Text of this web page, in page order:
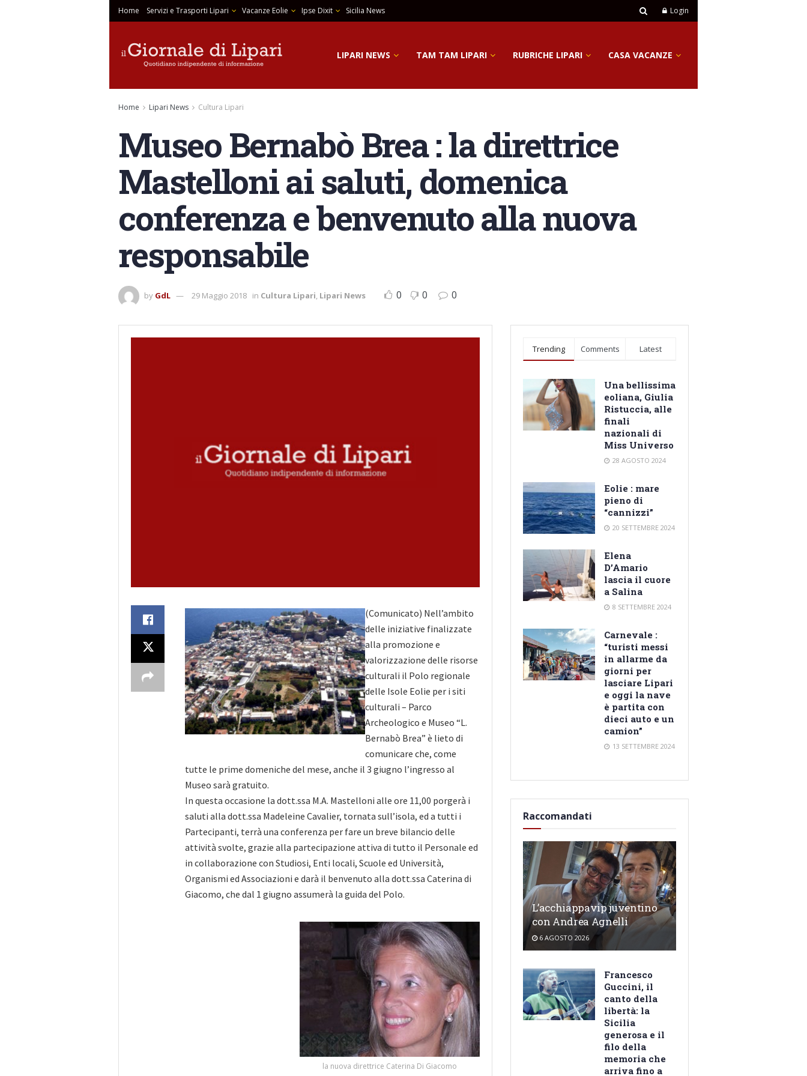
Home Servizi e Trasporti Lipari Vacanze Eolie Ipse Dixit Sicilia News Login
LIPARI NEWS TAM TAM LIPARI RUBRICHE LIPARI CASA VACANZE
Home Lipari News Cultura Lipari
Museo Bernabò Brea : la direttrice
Mastelloni ai saluti, domenica
conferenza e benvenuto alla nuova
responsabile
by GdL 29 Maggio 2018 in Cultura Lipari, Lipari News 0 0 0
(Comunicato) Nell’ambito
delle iniziative finalizzate
alla promozione e
valorizzazione delle risorse
culturali il Polo regionale
delle Isole Eolie per i siti
culturali – Parco
Archeologico e Museo “L.
Bernabò Brea” è lieto di
comunicare che, come
tutte le prime domeniche del mese, anche il 3 giugno l’ingresso al
Museo sarà gratuito.
In questa occasione la dott.ssa M.A. Mastelloni alle ore 11,00 porgerà i
saluti alla dott.ssa Madeleine Cavalier, tornata sull’isola, ed a tutti i
Partecipanti, terrà una conferenza per fare un breve bilancio delle
attività svolte, grazie alla partecipazione attiva di tutto il Personale ed
in collaborazione con Studiosi, Enti locali, Scuole ed Università,
Organismi ed Associazioni e darà il benvenuto alla dott.ssa Caterina di
Giacomo, che dal 1 giugno assumerà la guida del Polo.
la nuova direttrice Caterina Di Giacomo
Trending Comments Latest
Una bellissima
eoliana, Giulia
Ristuccia, alle
finali
nazionali di
Miss Universo
28 AGOSTO 2024
Eolie : mare
pieno di
“cannizzi”
20 SETTEMBRE 2024
Elena
D’Amario
lascia il cuore
a Salina
8 SETTEMBRE 2024
Carnevale :
“turisti messi
in allarme da
giorni per
lasciare Lipari
e oggi la nave
è partita con
dieci auto e un
camion”
13 SETTEMBRE 2024
Raccomandati
L’acchiappavip juventino
con Andrea Agnelli
6 AGOSTO 2026
Francesco
Guccini, il
canto della
libertà: la
Sicilia
generosa e il
filo della
memoria che
arriva fino a